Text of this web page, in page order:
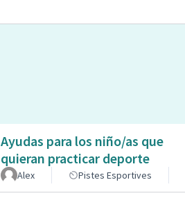
Ayudas para los niño/as que
quieran practicar deporte
Alex Pistes Esportives